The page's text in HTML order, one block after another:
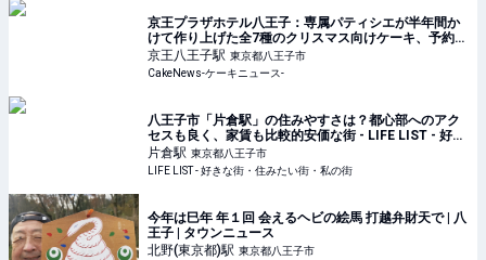
京王プラザホテル八王子：専属パティシエが半年間か
けて作り上げた全7種のクリスマス向けケーキ、予約受
付を10月1日より開始
京王八王子駅 東京都八王子市
CakeNews-ケーキニュース-
八王子市「片倉駅」の住みやすさは？都心部へのアク
セスも良く、家賃も比較的安価な街 - LIFE LIST - 好き
な街・住みたい街・私の街
片倉駅 東京都八王子市
LIFE LIST - 好きな街・住みたい街・私の街
今年は巳年 年１回 会えるヘビの絵馬 打越弁財天で | 八
王子 | タウンニュース
北野(東京都)駅 東京都八王子市